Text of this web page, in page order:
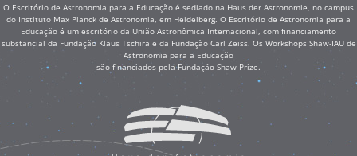
O Escritório de Astronomia para a Educação é sediado na Haus der Astronomie, no campus
do Instituto Max Planck de Astronomia, em Heidelberg. O Escritório de Astronomia para a
Educação é um escritório da União Astronômica Internacional, com financiamento
substancial da Fundação Klaus Tschira e da Fundação Carl Zeiss. Os Workshops Shaw-IAU de
Astronomia para a Educação
são financiados pela Fundação Shaw Prize.